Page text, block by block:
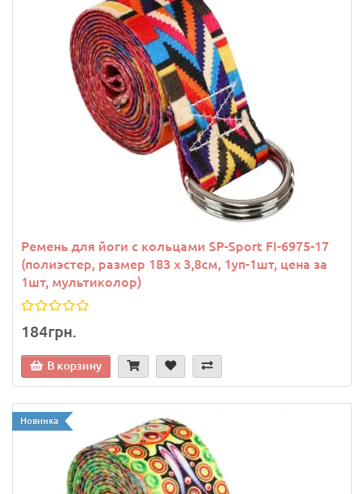
Ремень для йоги с кольцами SP-Sport FI-6975-17
(полиэстер, размер 183 x 3,8см, 1уп-1шт, цена за
1шт, мультиколор)
184грн.
В корзину
Новинка